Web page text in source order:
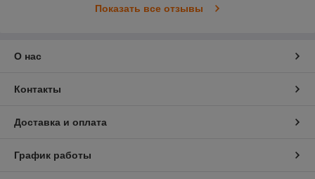
Показать все отзывы
О нас
Контакты
Доставка и оплата
График работы